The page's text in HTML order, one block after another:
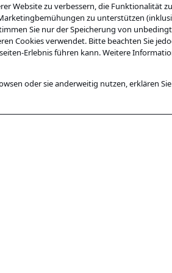
Website zu verbessern, die Funktionalität
zu unterstützen
Sie nur der Speicherung von
Cookies verwendet. Bitte beachten Sie
Erlebnis führen kann. Weitere
oder sie anderweitig nutzen, erklären